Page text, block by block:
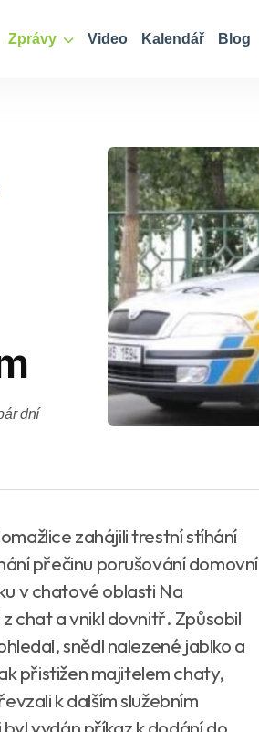
Zprávy Video Kalendář Blog
dní
zahájili trestní stíhání
přečinu porušování domovní
v chatové oblasti Na
chat a vnikl dovnitř. Způsobil
snědl nalezené jablko a
přistižen majitelem chaty,
k dalším služebním